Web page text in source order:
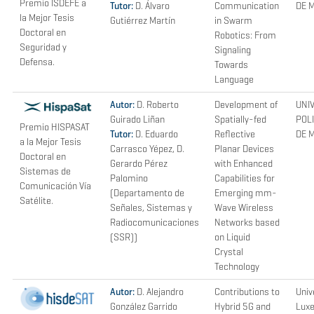
Premio ISDEFE a
la Mejor Tesis
Doctoral en
Seguridad y
Defensa.
Tutor: D. Álvaro
Gutiérrez Martín
Communication
in Swarm
Robotics: From
Signaling
Towards
Language
DE
Premio HISPASAT
a la Mejor Tesis
Doctoral en
Sistemas de
Comunicación Vía
Satélite.
Autor: D. Roberto
Guirado Liñan
Tutor: D. Eduardo
Carrasco Yépez, D.
Gerardo Pérez
Palomino
(Departamento de
Señales, Sistemas y
Radiocomunicaciones
(SSR))
Development of
Spatially-fed
Reflective
Planar Devices
with Enhanced
Capabilities for
Emerging mm-
Wave Wireless
Networks based
on Liquid
Crystal
Technology
DE
Autor: D. Alejandro
González Garrido
Contributions to
Hybrid 5G and